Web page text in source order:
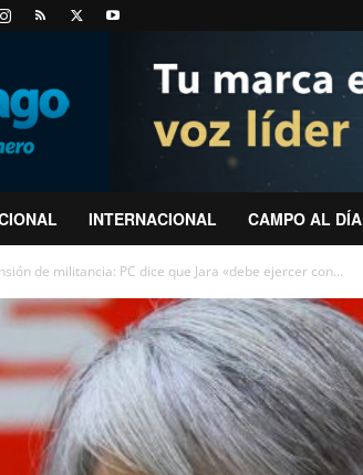
INTERNACIONAL CAMPO AL DÍA
de militancia: PC dice que Jara «debe ejercer con...